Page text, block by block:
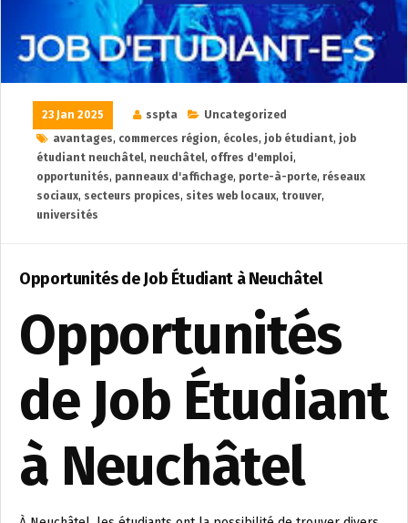
23 Jan 2025 sspta
Uncategorized
avantages, commerces région, écoles, job étudiant, job
étudiant neuchâtel, neuchâtel, offres d'emploi,
opportunités, panneaux d'affichage, porte-à-porte, réseaux
sociaux, secteurs propices, sites web locaux, trouver,
universités
Opportunités de Job Étudiant à Neuchâtel
Opportunités
de Job Étudiant
à Neuchâtel